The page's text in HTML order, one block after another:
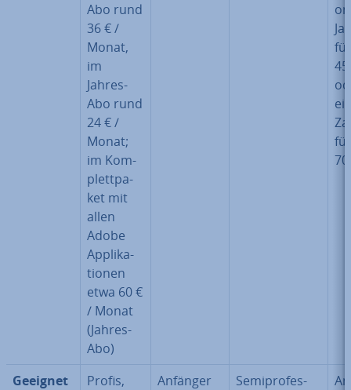
Abo rund
36 € /
Monat,
im
Jahres-
Abo rund
24 € /
Monat;
im Kom­
plett­pa­
ket mit
allen
Adobe
Ap­pli­ka­
tio­nen
etwa 60 €
/ Monat
(Jahres-
Abo)
Geeignet
Profis,
Anfänger
Se­mi­pro­fes­